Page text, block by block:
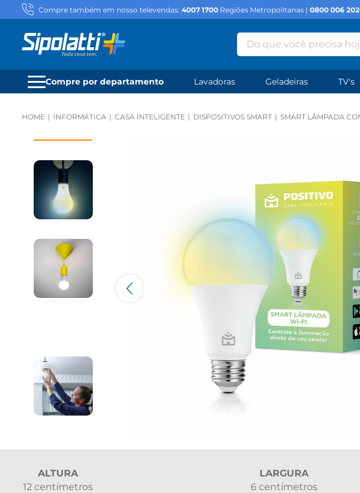
Compre também em nosso televendas: 4007 1700 Regiões Metropolitanas | 0800 006
Do que você precisa hoje?
Compre por departamento Lavadoras Geladeiras TV's
INFORMÁTICA CASA INTELIGENTE DISPOSITIVOS SMART SMART LÂMPADA
ALTURA
12 centímetros
LARGURA
6 centímetros